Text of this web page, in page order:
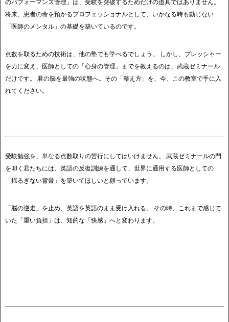
のパフォーマンス管理」は、受験を突破するためだけの道具ではありません。
将来、患者の命を預かるプロフェッショナルとして、いかなる時も動じない
「医師のメンタル」の基礎を築いているのです。
点数を取るための技術は、他の塾でも学べるでしょう。 しかし、プレッシャー
を力に変え、医師としての「心身の管理」までを教えるのは、武蔵ゼミナール
だけです。 君の脳を最強の状態へ。その「整え方」を、今、この教室で手に入
れてください。
受験勉強を、単なる点数取りの苦行にしてはいけません。 武蔵ゼミナールの門
を叩く君たちには、英語の反復訓練を通して、世界に通用する医師としての
「揺るぎない背骨」を築いてほしいと願っています。
「脳の逆走」を止め、英語を英語のまま受け入れる。 その時、これまで感じて
いた「重い負担」は、知的な「快感」へと変わります。